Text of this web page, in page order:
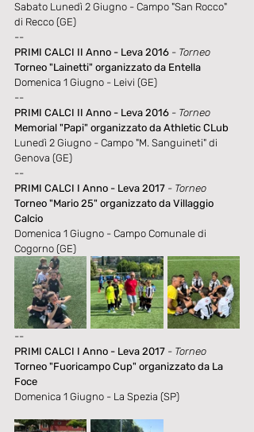
Sabato Lunedì 2 Giugno - Campo "San Rocco"
di Recco (GE)
--
PRIMI CALCI II Anno - Leva 2016 - Torneo
Torneo "Lainetti" organizzato da Entella
Domenica 1 Giugno - Leivi (GE)
--
PRIMI CALCI II Anno - Leva 2016 - Torneo
Memorial "Papi" organizzato da Athletic CLub
Lunedì 2 Giugno - Campo "M. Sanguineti" di
Genova (GE)
--
PRIMI CALCI I Anno - Leva 2017 - Torneo
Torneo "Mario 25" organizzato da Villaggio
Calcio
Domenica 1 Giugno - Campo Comunale di
Cogorno (GE)
--
PRIMI CALCI I Anno - Leva 2017 - Torneo
Torneo "Fuoricampo Cup" organizzato da La
Foce
Domenica 1 Giugno - La Spezia (SP)